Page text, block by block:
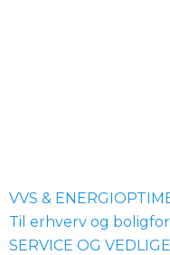
VVS &
Til erhverv og
SERVICE OG